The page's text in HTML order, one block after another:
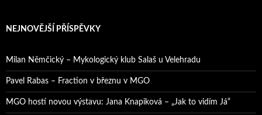
NEJNOVĚJŠÍ PŘÍSPĚVKY
Milan Němčický – Mykologický klub Salaš u Velehradu
Pavel Rabas – Fraction v březnu v MGO
MGO hostí novou výstavu: Jana Knapiková – „Jak to vidím Já“